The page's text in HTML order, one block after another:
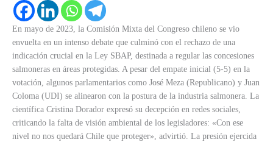
En mayo de 2023, la Comisión Mixta del Congreso chileno se vio
envuelta en un intenso debate que culminó con el rechazo de una
indicación crucial en la Ley SBAP, destinada a regular las concesiones
salmoneras en áreas protegidas. A pesar del empate inicial (5-5) en la
votación, algunos parlamentarios como José Meza (Republicano) y Juan
Coloma (UDI) se alinearon con la postura de la industria salmonera. La
científica Cristina Dorador expresó su decepción en redes sociales,
criticando la falta de visión ambiental de los legisladores: «Con ese
nivel no nos quedará Chile que proteger», advirtió. La presión ejercida